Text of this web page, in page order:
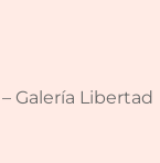
Galería Libertad